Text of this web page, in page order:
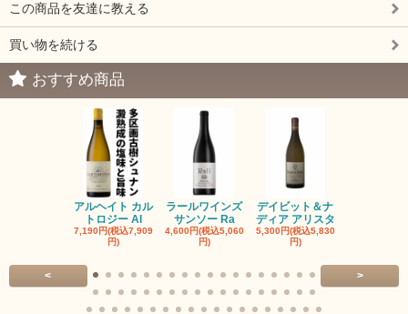
この商品を友達に教える
買い物を続ける
おすすめ商品
アルヘイト カル
トロジー Al
7,190円(税込7,909
円)
ラールワインズ
サンソー Ra
4,600円(税込5,060
円)
デイビット＆ナ
ディア アリスタ
5,300円(税込5,830
円)
< >